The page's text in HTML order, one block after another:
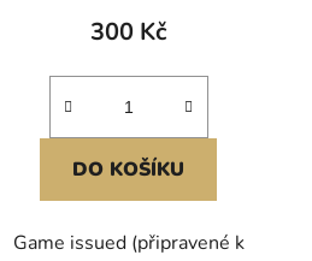
300 Kč
DO KOŠÍKU
Game issued (připravené k